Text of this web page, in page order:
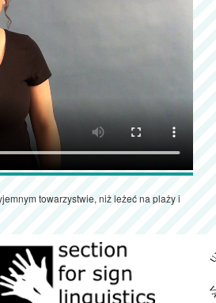
towarzystwie, niż leżeć na plaży i